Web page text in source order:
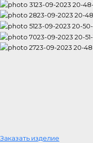
Заказать изделие